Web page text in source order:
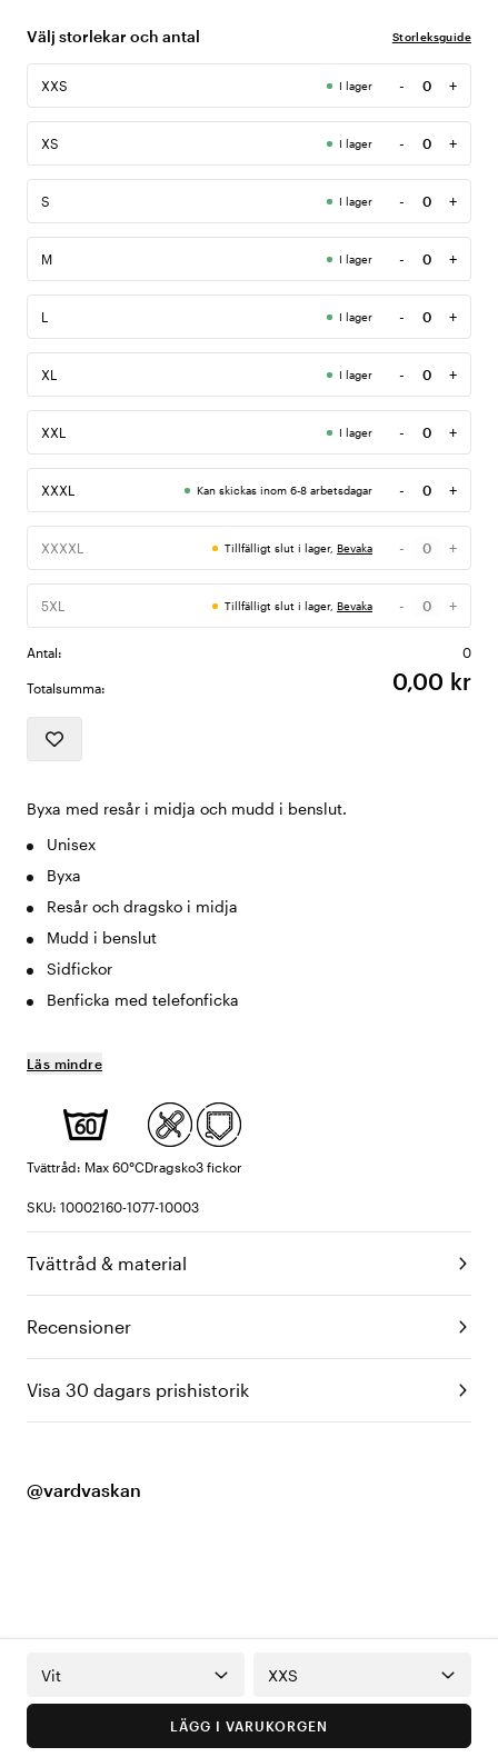
Välj storlekar och antal Storleksguide
XXS I lager -
Antal
+
XS I lager -
Antal
+
S I lager -
Antal
+
M I lager -
Antal
+
L I lager -
Antal
+
XL I lager -
Antal
+
XXL I lager -
Antal
+
XXXL Kan skickas inom 6-8 arbetsdagar -
Antal
+
XXXXL Tillfälligt slut i lager, Bevaka -
Antal
+
5XL Tillfälligt slut i lager, Bevaka -
Antal
+
Antal: 0
Totalsumma: 0,00 kr
Byxa med resår i midja och mudd i benslut.
Unisex
Byxa
Resår och dragsko i midja
Mudd i benslut
Sidfickor
Benficka med telefonficka
Läs mindre
Tvättråd: Max 60°CDragsko3 fickor
SKU: 10002160-1077-10003
Tvättråd & material
Recensioner
Visa 30 dagars prishistorik
@vardvaskan
Vit XXS
LÄGG I VARUKORGEN